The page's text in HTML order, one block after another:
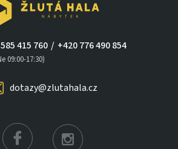
415 760
09:00-17:30)
/ +420 776 490 854
dotazy@zlutahala.cz